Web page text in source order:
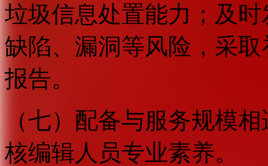
垃圾信息处置能力；及
缺陷、漏洞等风险，采
报告。
（七）配备与服务规模
核编辑人员专业素养。